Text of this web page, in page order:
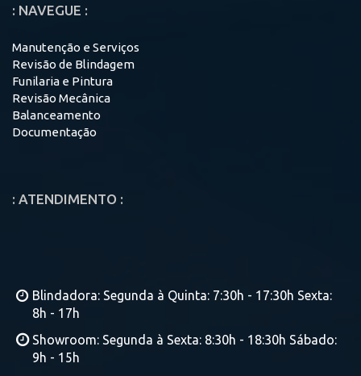
: NAVEGUE :
Manutenção e Serviços
Revisão de Blindagem
Funilaria e Pintura
Revisão Mecânica
Balanceamento
Documentação
: ATENDIMENTO :
Blindadora: Segunda à Quinta: 7:30h - 17:30h Sexta:
8h - 17h
Showroom: Segunda à Sexta: 8:30h - 18:30h Sábado:
9h - 15h